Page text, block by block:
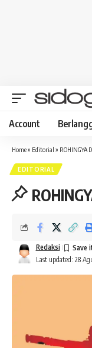
Account
Home» Editorial » ROHINGYA
EDITORIAL
Last updated: 28
Redaksi